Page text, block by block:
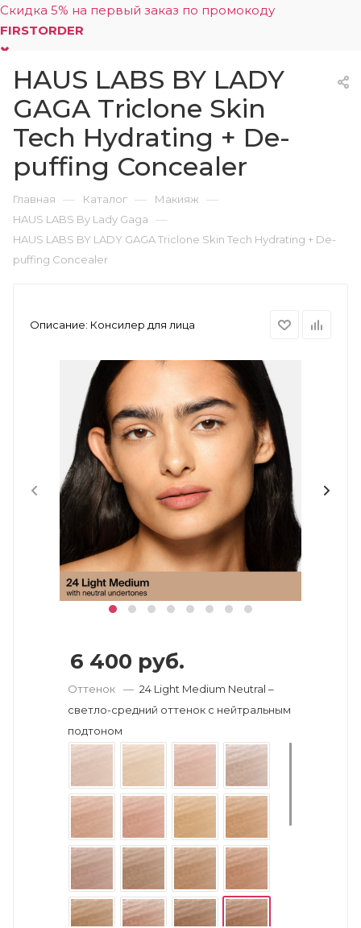
Скидка 5% на первый заказ по промокоду
FIRSTORDER
0
HAUS LABS BY LADY
GAGA Triclone Skin
Tech Hydrating + De-
puffing Concealer
Главная — Каталог — Макияж —
HAUS LABS By Lady Gaga —
HAUS LABS BY LADY GAGA Triclone Skin Tech Hydrating + De-
puffing Concealer
Описание: Консилер для лица
6 400 руб.
Оттенок — 24 Light Medium Neutral –
светло-средний оттенок с нейтральным
подтоном